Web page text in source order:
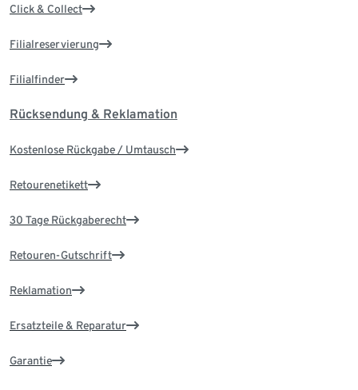
Click & Collect
Filialreservierung
Filialfinder
Rücksendung & Reklamation
Kostenlose Rückgabe / Umtausch
Retourenetikett
30 Tage Rückgaberecht
Retouren-Gutschrift
Reklamation
Ersatzteile & Reparatur
Garantie